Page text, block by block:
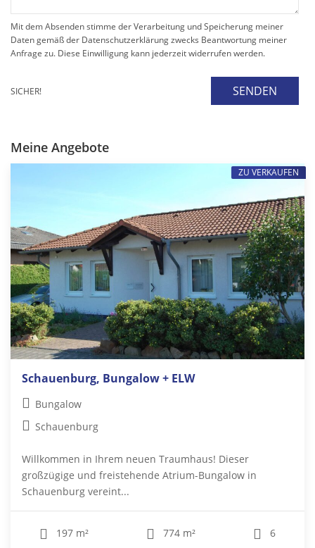
Mit dem Absenden stimme der Verarbeitung und Speicherung meiner
Daten gemäß der Datenschutzerklärung zwecks Beantwortung meiner
Anfrage zu. Diese Einwilligung kann jederzeit widerrufen werden.
SICHER! SENDEN
Meine Angebote
Schauenburg, Bungalow + ELW
Bungalow
Schauenburg
Willkommen in Ihrem neuen Traumhaus! Dieser
großzügige und freistehende Atrium-Bungalow in
Schauenburg vereint...
197 m² 774 m² 6
ZU VERKAUFEN